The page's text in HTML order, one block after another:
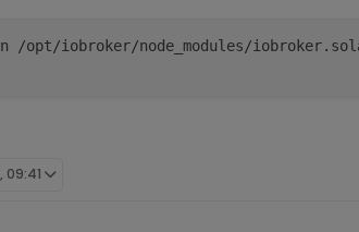
/opt/iobroker/node_modules/
09:41